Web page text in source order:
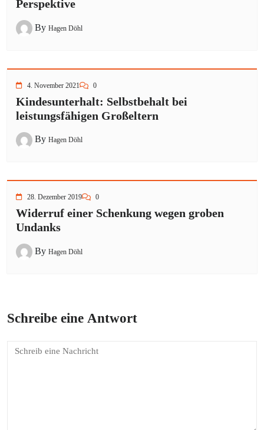
Perspektive
By Hagen Döhl
4. November 2021 0
Kindesunterhalt: Selbstbehalt bei
leistungsfähigen Großeltern
By Hagen Döhl
28. Dezember 2019 0
Widerruf einer Schenkung wegen groben
Undanks
By Hagen Döhl
Schreibe eine Antwort